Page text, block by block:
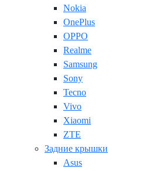
Nokia
OnePlus
OPPO
Realme
Samsung
Sony
Tecno
Vivo
Xiaomi
ZTE
Задние крышки
Asus